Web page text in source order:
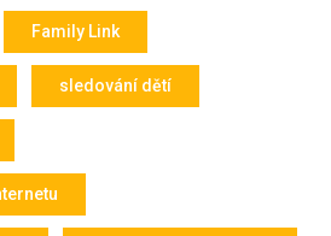
Family Link
sledování dětí